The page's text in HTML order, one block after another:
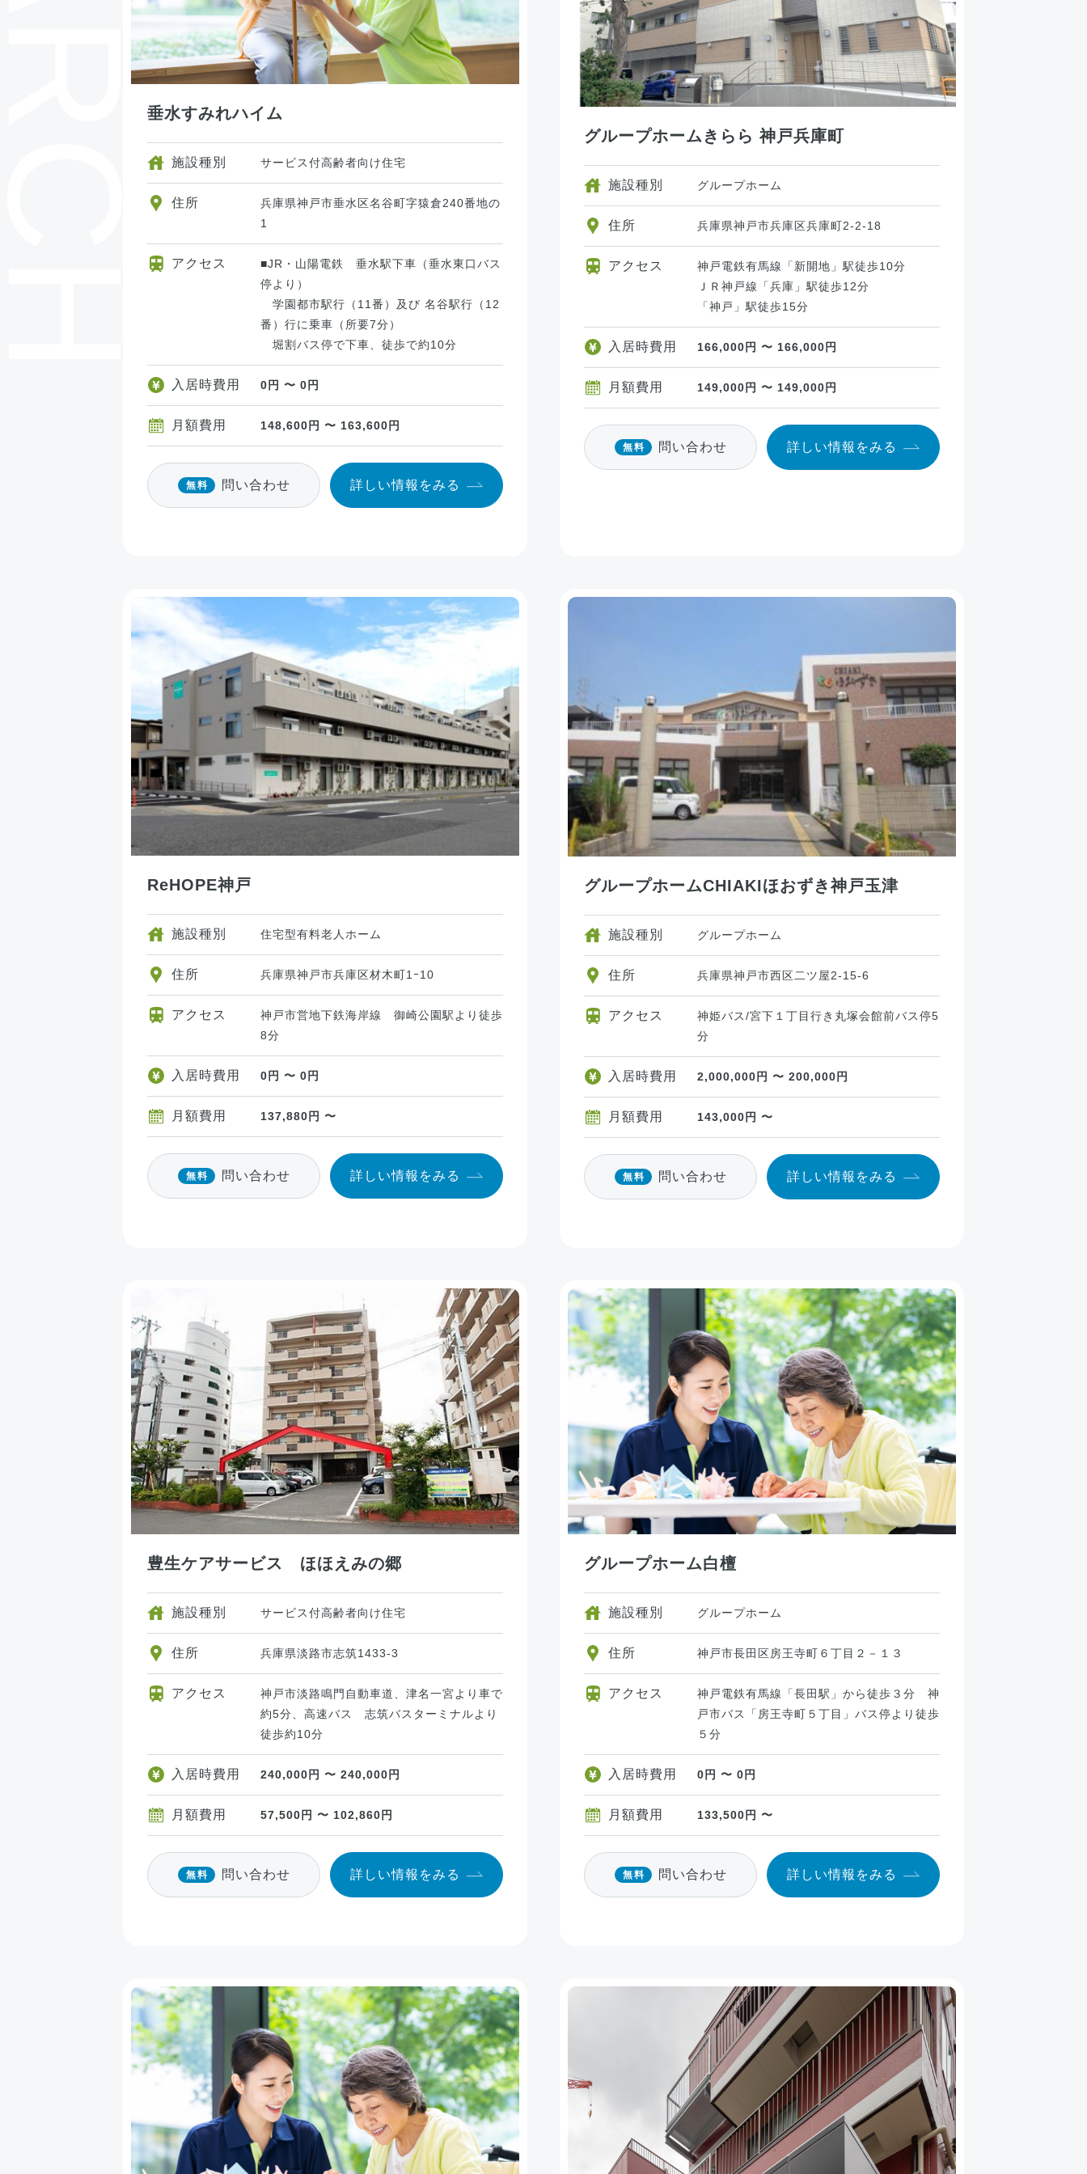
垂水すみれハイム
施設種別 サービス付高齢者向け住宅
住所
兵庫県神戸市垂水区名谷町字猿倉240番地の
1
アクセス
■JR・山陽電鉄 垂水駅下車（垂水東口バス
停より）
学園都市駅行（11番）及び 名谷駅行（12
番）行に乗車（所要7分）
堀割バス停で下車、徒歩で約10分
入居時費用 0円 〜 0円
月額費用 148,600円 〜 163,600円
無料 問い合わせ 詳しい情報 をみる
グループホームきらら 神戸兵庫町
施設種別 グループホーム
住所 兵庫県神戸市兵庫区兵庫町2-2-18
アクセス
神戸電鉄有馬線「新開地」駅徒歩10分
ＪＲ神戸線「兵庫」駅徒歩12分
「神戸」駅徒歩15分
入居時費用 166,000円 〜 166,000円
月額費用 149,000円 〜 149,000円
無料 問い合わせ 詳しい情報 をみる
ReHOPE神戸
施設種別 住宅型有料老人ホーム
住所 兵庫県神戸市兵庫区材木町1ｰ10
アクセス
神戸市営地下鉄海岸線 御崎公園駅より徒歩
8分
入居時費用 0円 〜 0円
月額費用 137,880円 〜
無料 問い合わせ 詳しい情報 をみる
グループホームCHIAKIほおずき神戸玉津
施設種別 グループホーム
住所 兵庫県神戸市西区二ツ屋2-15-6
アクセス
神姫バス/宮下１丁目行き丸塚会館前バス停5
分
入居時費用 2,000,000円 〜 200,000円
月額費用 143,000円 〜
無料 問い合わせ 詳しい情報 をみる
豊生ケアサービス ほほえみの郷
施設種別 サービス付高齢者向け住宅
住所 兵庫県淡路市志筑1433-3
アクセス
神戸市淡路鳴門自動車道、津名一宮より車で
約5分、高速バス 志筑バスターミナルより
徒歩約10分
入居時費用 240,000円 〜 240,000円
月額費用 57,500円 〜 102,860円
無料 問い合わせ 詳しい情報 をみる
グループホーム白檀
施設種別 グループホーム
住所 神戸市長田区房王寺町６丁目２－１３
アクセス
神戸電鉄有馬線「長田駅」から徒歩３分 神
戸市バス「房王寺町５丁目」バス停より徒歩
５分
入居時費用 0円 〜 0円
月額費用 133,500円 〜
無料 問い合わせ 詳しい情報 をみる